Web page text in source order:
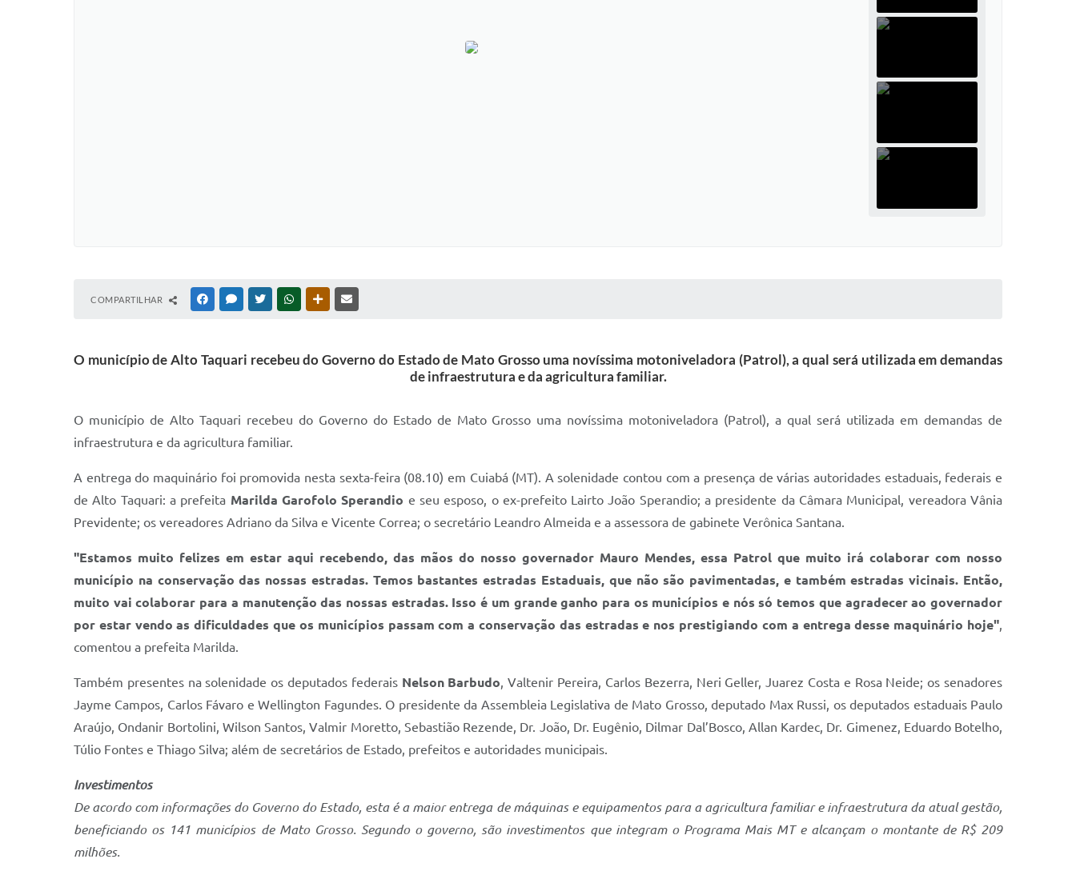
COMPARTILHAR FACEBOOKMESSENGER
TWITTERWHATSAPPOUTRAS MÍDIAS
O município de Alto Taquari recebeu do Governo do Estado de Mato Grosso uma novíssima motoniveladora (Patrol), a qual será utilizada em demandas
de infraestrutura e da agricultura familiar.
O município de Alto Taquari recebeu do Governo do Estado de Mato Grosso uma novíssima motoniveladora (Patrol), a qual será utilizada em demandas de
infraestrutura e da agricultura familiar.
A entrega do maquinário foi promovida nesta sexta-feira (08.10) em Cuiabá (MT). A solenidade contou com a presença de várias autoridades estaduais, federais e
de Alto Taquari: a prefeita Marilda Garofolo Sperandio e seu esposo, o ex-prefeito Lairto João Sperandio; a presidente da Câmara Municipal, vereadora Vânia
Previdente; os vereadores Adriano da Silva e Vicente Correa; o secretário Leandro Almeida e a assessora de gabinete Verônica Santana.
"Estamos muito felizes em estar aqui recebendo, das mãos do nosso governador Mauro Mendes, essa Patrol que muito irá colaborar com nosso
município na conservação das nossas estradas. Temos bastantes estradas Estaduais, que não são pavimentadas, e também estradas vicinais. Então,
muito vai colaborar para a manutenção das nossas estradas. Isso é um grande ganho para os municípios e nós só temos que agradecer ao governador
por estar vendo as dificuldades que os municípios passam com a conservação das estradas e nos prestigiando com a entrega desse maquinário hoje",
comentou a prefeita Marilda.
Também presentes na solenidade os deputados federais Nelson Barbudo, Valtenir Pereira, Carlos Bezerra, Neri Geller, Juarez Costa e Rosa Neide; os senadores
Jayme Campos, Carlos Fávaro e Wellington Fagundes. O presidente da Assembleia Legislativa de Mato Grosso, deputado Max Russi, os deputados estaduais Paulo
Araújo, Ondanir Bortolini, Wilson Santos, Valmir Moretto, Sebastião Rezende, Dr. João, Dr. Eugênio, Dilmar Dal’Bosco, Allan Kardec, Dr. Gimenez, Eduardo Botelho,
Túlio Fontes e Thiago Silva; além de secretários de Estado, prefeitos e autoridades municipais.
Investimentos
De acordo com informações do Governo do Estado, esta é a maior entrega de máquinas e equipamentos para a agricultura familiar e infraestrutura da atual gestão,
beneficiando os 141 municípios de Mato Grosso. Segundo o governo, são investimentos que integram o Programa Mais MT e alcançam o montante de R$ 209
milhões.